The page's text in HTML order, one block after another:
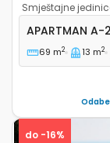
Smještajne
Dvosobni
APARTMAN A-
69 m2 13 m2
do -16%